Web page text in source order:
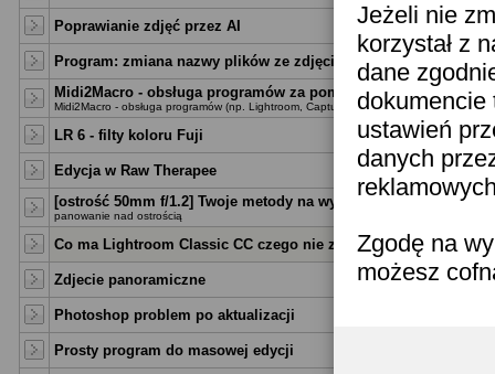
Jeżeli nie
korzystał z
dane
dokumencie
ustawień
danych
Zgodę na
możesz
Poprawianie zdjęć przez AI
Program: zmiana nazwy plików ze zdjęciami wg. daty
Midi2Macro - obsługa programów za pomocą konsoli MIDI
Midi2Macro - obsługa programów (np. Lightroom, Capture One...) za pomocą konsoli
LR 6 - filty koloru Fuji
Edycja w Raw Therapee
[ostrość 50mm f/1.2] Twoje metody na wyostrzanie....
panowanie nad ostrością
Co ma Lightroom Classic CC czego nie zrobię w Lightroom 6.14
Zdjecie panoramiczne
Photoshop problem po aktualizacji
Prosty program do masowej edycji